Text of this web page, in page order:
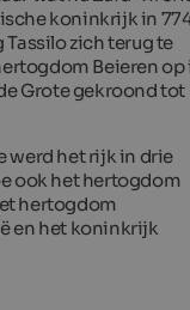
koninkrijk in
Tassilo zich terug te
Beieren op
Grote gekroond tot
werd het rijk in drie
ook het hertogdom
hertogdom
en het koninkrijk